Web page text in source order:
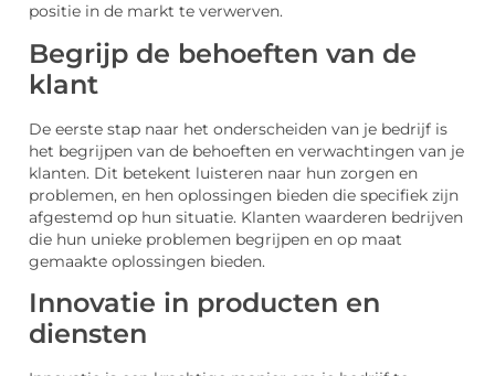
positie in de markt te verwerven.
Begrijp de behoeften van de
klant
De eerste stap naar het onderscheiden van je bedrijf is
het begrijpen van de behoeften en verwachtingen van je
klanten. Dit betekent luisteren naar hun zorgen en
problemen, en hen oplossingen bieden die specifiek zijn
afgestemd op hun situatie. Klanten waarderen bedrijven
die hun unieke problemen begrijpen en op maat
gemaakte oplossingen bieden.
Innovatie in producten en
diensten